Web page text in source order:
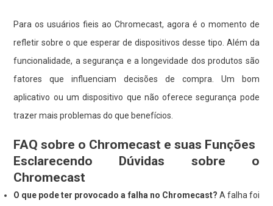
Para os usuários fieis ao Chromecast, agora é o momento de
refletir sobre o que esperar de dispositivos desse tipo. Além da
funcionalidade, a segurança e a longevidade dos produtos são
fatores que influenciam decisões de compra. Um bom
aplicativo ou um dispositivo que não oferece segurança pode
trazer mais problemas do que benefícios.
FAQ sobre o Chromecast e suas Funções
Esclarecendo Dúvidas sobre o
Chromecast
O que pode ter provocado a falha no Chromecast? A falha foi